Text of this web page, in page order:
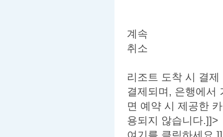
계속
취소
리조트 도착 시 결
결제되며, 은행에서
면 예약 시 제공한
용되지 않습니다.]]>
여기를 클릭하세요